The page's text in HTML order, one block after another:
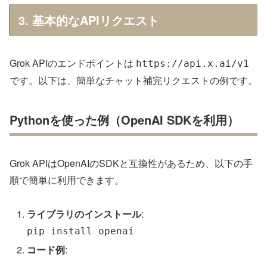
3. 基本的なAPIリクエスト
Grok APIのエンドポイントは https://api.x.ai/v1
です。以下は、簡単なチャット補完リクエストの例です。
Pythonを使った例（OpenAI SDKを利用）
Grok APIはOpenAIのSDKと互換性があるため、以下の手
順で簡単に利用できます。
ライブラリのインストール:
pip install openai
コード例: